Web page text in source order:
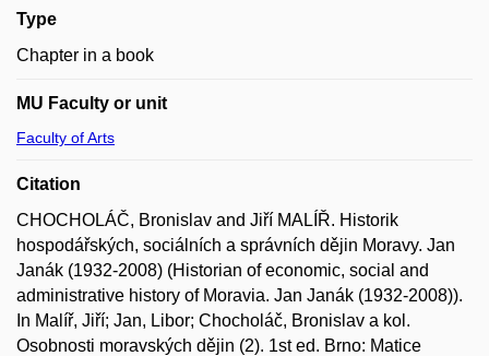
Type
Chapter in a book
MU Faculty or unit
Faculty of Arts
Citation
CHOCHOLÁČ, Bronislav and Jiří MALÍŘ. Historik
hospodářských, sociálních a správních dějin Moravy. Jan
Janák (1932-2008) (Historian of economic, social and
administrative history of Moravia. Jan Janák (1932-2008)).
In Malíř, Jiří; Jan, Libor; Chocholáč, Bronislav a kol.
Osobnosti moravských dějin (2). 1st ed. Brno: Matice